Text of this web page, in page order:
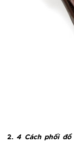
2. 4 Cách phối đồ